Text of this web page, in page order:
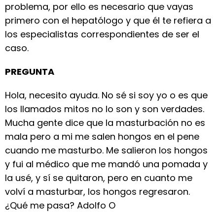
problema, por ello es necesario que vayas
primero con el hepatólogo y que él te refiera a
los especialistas correspondientes de ser el
caso.
PREGUNTA
Hola, necesito ayuda. No sé si soy yo o es que
los llamados mitos no lo son y son verdades.
Mucha gente dice que la masturbación no es
mala pero a mi me salen hongos en el pene
cuando me masturbo. Me salieron los hongos
y fui al médico que me mandó una pomada y
la usé, y sí se quitaron, pero en cuanto me
volví a masturbar, los hongos regresaron.
¿Qué me pasa? Adolfo O